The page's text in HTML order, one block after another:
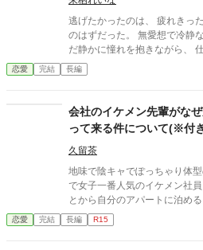
逃げたかったのは、 疲れき
のはずだった。 無愛想で冷静な上司・東條崇雅。 その背中に、た
だ静かに憧れを抱きながら、
に限界を感じて、私は退職を申し出た。 けれど――
の態度は変わり始めた。 苦手な仕事から外され、 負担を減らさ
めない」 そんな言葉すらない
さが、私を縛りつけていく。 これは愛？ それともただの執着？
じれじれと、甘く、不器用に
に近づいていく――。 無愛想な上司に、心ごと囲い込まれる、じ
れじれ溺愛・執着オフィスラブ。 ※この物語はフィクショ
す。 登場する人物・団体・名
り、実在のものとは一切関係
恋愛 完結 長編
会社のイケメン先輩がな
って来る件について(※付
久留茶
地味で陰キャでぽっちゃり体
で女子一番人気のイケメン社
とから自分のアパートに泊め
は別に、腹黒でひと癖もふた癖もある男
愛対象外。ヤル気も全く起き
恋愛 完結 長編 R15